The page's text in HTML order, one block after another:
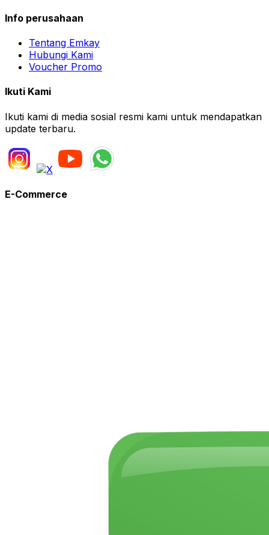
Info perusahaan
Tentang Emkay
Hubungi Kami
Voucher Promo
Ikuti Kami
Ikuti kami di media sosial resmi kami untuk mendapatkan
update terbaru.
E-Commerce